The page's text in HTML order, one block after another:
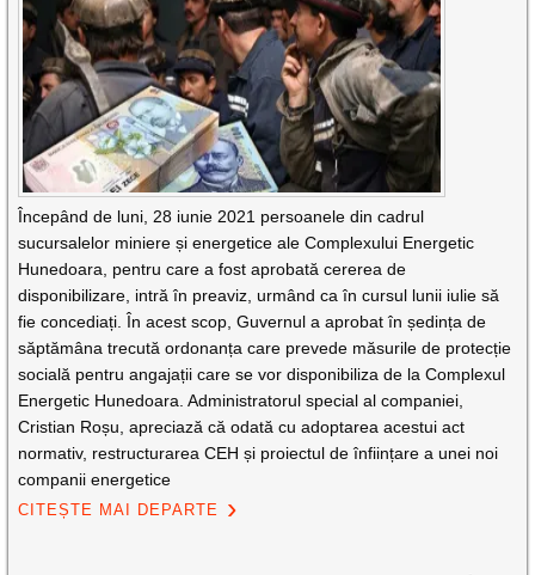
Începând de luni, 28 iunie 2021 persoanele din cadrul
sucursalelor miniere și energetice ale Complexului Energetic
Hunedoara, pentru care a fost aprobată cererea de
disponibilizare, intră în preaviz, urmând ca în cursul lunii iulie să
fie concediați. În acest scop, Guvernul a aprobat în ședința de
săptămâna trecută ordonanța care prevede măsurile de protecție
socială pentru angajații care se vor disponibiliza de la Complexul
Energetic Hunedoara. Administratorul special al companiei,
Cristian Roșu, apreciază că odată cu adoptarea acestui act
normativ, restructurarea CEH și proiectul de înființare a unei noi
companii energetice
CITEȘTE MAI DEPARTE